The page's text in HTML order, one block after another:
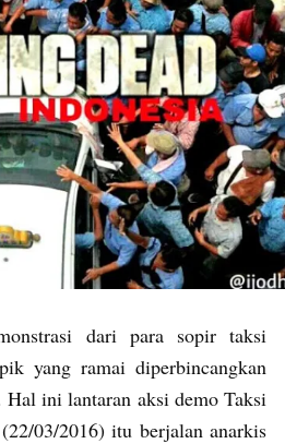
dari para sopir taksi
yang ramai diperbincangkan
Hal ini lantaran aksi demo Taksi
03/2016) itu berjalan anarkis